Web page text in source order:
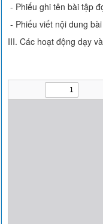
- Phiếu ghi tên bài tập
- Phiếu viết nội dung
III. Các hoạt động dạy